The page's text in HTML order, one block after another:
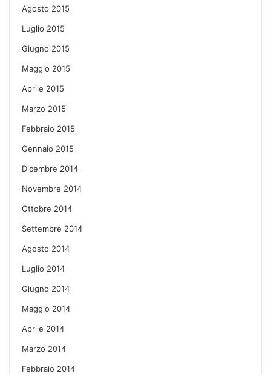
Agosto 2015
Luglio 2015
Giugno 2015
Maggio 2015
Aprile 2015
Marzo 2015
Febbraio 2015
Gennaio 2015
Dicembre 2014
Novembre 2014
Ottobre 2014
Settembre 2014
Agosto 2014
Luglio 2014
Giugno 2014
Maggio 2014
Aprile 2014
Marzo 2014
Febbraio 2014